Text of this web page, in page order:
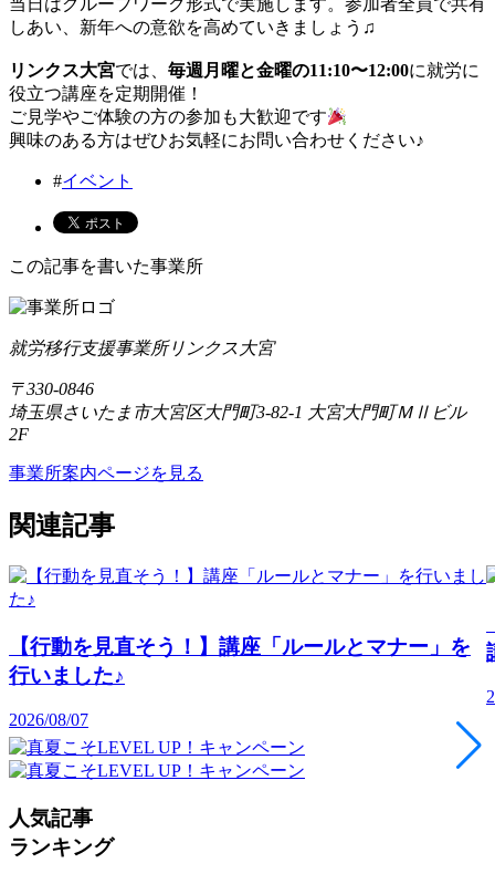
当日はグループワーク形式で実施します。参加者全員で共有
しあい、新年への意欲を高めていきましょう♫
リンクス大宮では、 毎週月曜と金曜の11:10〜12:00に就労に
役立つ講座を定期開催！
ご見学やご体験の方の参加も大歓迎です
興味のある方はぜひお気軽にお問い合わせください♪
#イベント
この記事を書いた事業所
就労移行支援事業所リンクス大宮
〒330-0846
埼玉県さいたま市大宮区大門町3-82-1 大宮大門町ＭⅡビル
2F
事業所案内ページを見る
関連記事
【行動を見直そう！】講座「ルールとマナー」を
行いました♪
2026/08/07
人気記事
ランキング